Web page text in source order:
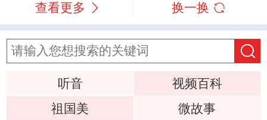
查看更多 换一换
听音
视频百科
祖国美
微故事